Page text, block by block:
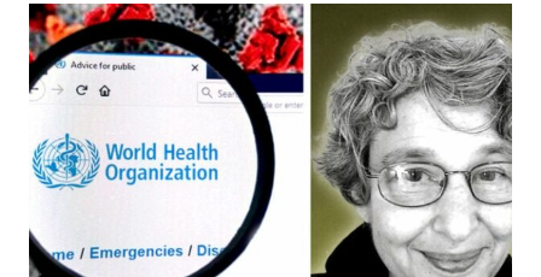
FOI
COAUTOR
DA
DECLARAÇÃO
GREAT
BARRINGTON